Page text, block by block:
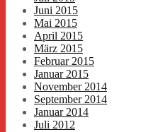
Juni 2015
Mai 2015
April 2015
März 2015
Februar 2015
Januar 2015
November 2014
September 2014
Januar 2014
Juli 2012